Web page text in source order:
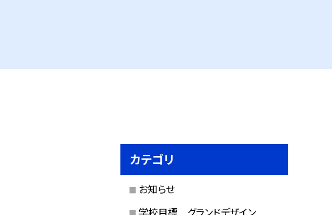
カテゴリ
お知らせ
学校目標 グランドデザイン